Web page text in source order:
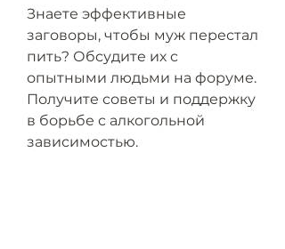
Знаете эффективные
заговоры, чтобы муж перестал
пить? Обсудите их с
опытными людьми на форуме.
Получите советы и поддержку
в борьбе с алкогольной
зависимостью.